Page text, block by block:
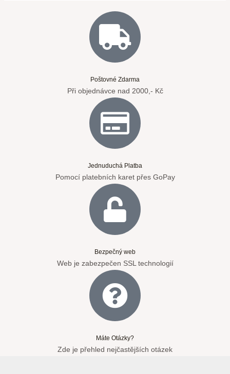
Poštovné Zdarma
Při objednávce nad 2000,- Kč
Jednuduchá Platba
Pomocí platebních karet přes GoPay
Bezpečný web
Web je zabezpečen SSL technologií
Máte Otázky?
Zde je přehled nejčastějších otázek